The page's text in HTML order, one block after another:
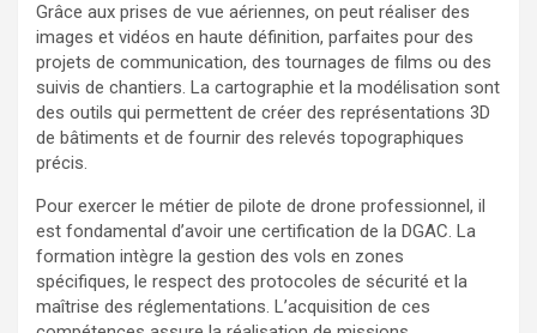
Grâce aux prises de vue aériennes, on peut réaliser des
images et vidéos en haute définition, parfaites pour des
projets de communication, des tournages de films ou des
suivis de chantiers. La cartographie et la modélisation sont
des outils qui permettent de créer des représentations 3D
de bâtiments et de fournir des relevés topographiques
précis.
Pour exercer le métier de pilote de drone professionnel, il
est fondamental d’avoir une certification de la DGAC. La
formation intègre la gestion des vols en zones
spécifiques, le respect des protocoles de sécurité et la
maîtrise des réglementations. L’acquisition de ces